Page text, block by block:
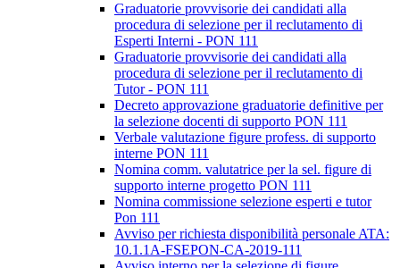
Graduatorie provvisorie dei candidati alla
procedura di selezione per il reclutamento di
Esperti Interni - PON 111
Graduatorie provvisorie dei candidati alla
procedura di selezione per il reclutamento di
Tutor - PON 111
Decreto approvazione graduatorie definitive per
la selezione docenti di supporto PON 111
Verbale valutazione figure profess. di supporto
interne PON 111
Nomina comm. valutatrice per la sel. figure di
supporto interne progetto PON 111
Nomina commissione selezione esperti e tutor
Pon 111
Avviso per richiesta disponibilità personale ATA:
10.1.1A-FSEPON-CA-2019-111